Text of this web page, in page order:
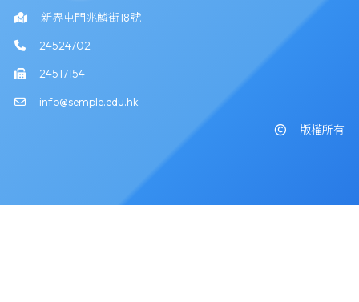
新界屯門兆麟街18號
24524702
24517154
info@semple.edu.hk
版權所有